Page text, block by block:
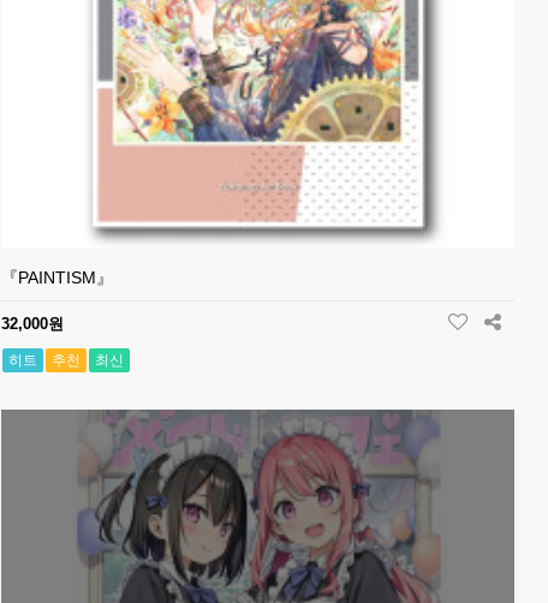
『PAINTISM』
32,000원
히트 추천 최신